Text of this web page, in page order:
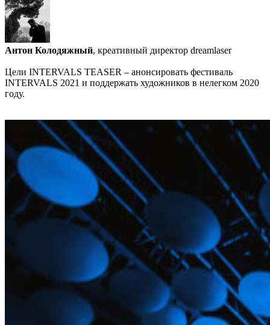
Антон Колодяжный, креативный директор dreamlaser
Цели INTERVALS TEASER – анонсировать фестиваль
INTERVALS 2021 и поддержать художников в нелегком 2020
году.